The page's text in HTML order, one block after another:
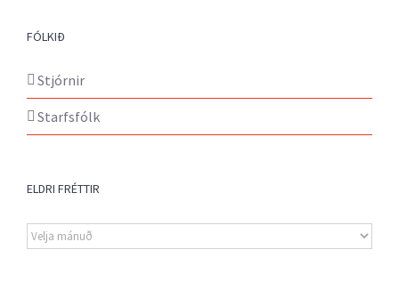
FÓLKIÐ
Stjórnir
Starfsfólk
ELDRI FRÉTTIR
Eldri
fréttir